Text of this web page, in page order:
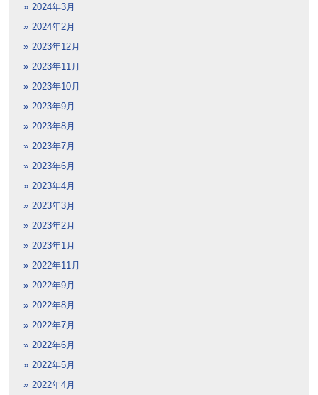
2024年3月
2024年2月
2023年12月
2023年11月
2023年10月
2023年9月
2023年8月
2023年7月
2023年6月
2023年4月
2023年3月
2023年2月
2023年1月
2022年11月
2022年9月
2022年8月
2022年7月
2022年6月
2022年5月
2022年4月